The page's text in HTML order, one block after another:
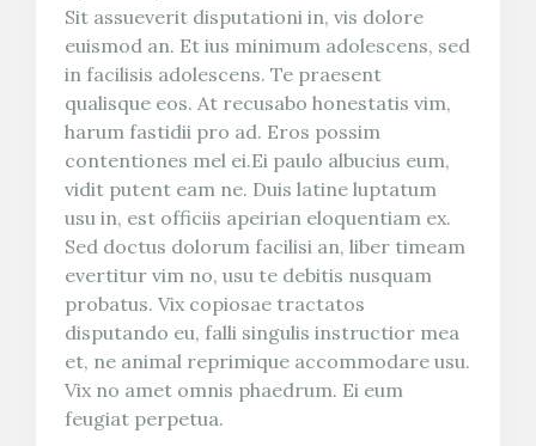
Sit assueverit disputationi in, vis dolore
euismod an. Et ius minimum adolescens, sed
in facilisis adolescens. Te praesent
qualisque eos. At recusabo honestatis vim,
harum fastidii pro ad. Eros possim
contentiones mel ei.Ei paulo albucius eum,
vidit putent eam ne. Duis latine luptatum
usu in, est officiis apeirian eloquentiam ex.
Sed doctus dolorum facilisi an, liber timeam
evertitur vim no, usu te debitis nusquam
probatus. Vix copiosae tractatos
disputando eu, falli singulis instructior mea
et, ne animal reprimique accommodare usu.
Vix no amet omnis phaedrum. Ei eum
feugiat perpetua.